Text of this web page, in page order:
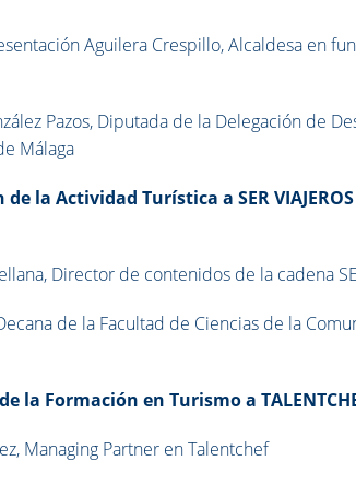
Aguilera Crespillo, Alcaldesa en
Pazos, Diputada de la Delegación de
Málaga
la Actividad Turística a SER VIAJEROS
Director de contenidos de la cadena
de la Facultad de Ciencias de la
la Formación en Turismo a
Managing Partner en Talentchef